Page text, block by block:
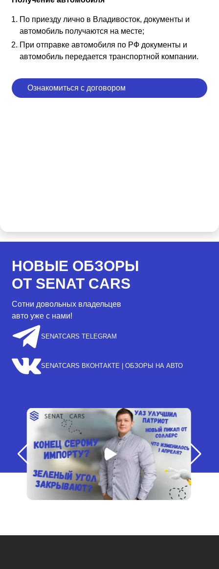
По приезду лично в Владивосток, документы и
автомобиль получаются на месте;
При отправке автомобиля по РФ документы и
автомобиль передается транспортной компании.
Ознакомиться с договором
НОВЫЕ ОБЗОРЫ
ОТ SENAT CARS
Сотни довольных владельцев
авто уже с нами!
SENATCARS TELEGRAM
SENATCARS ВКОНТАКТЕ | ОБЗОРЫ НА АВТО